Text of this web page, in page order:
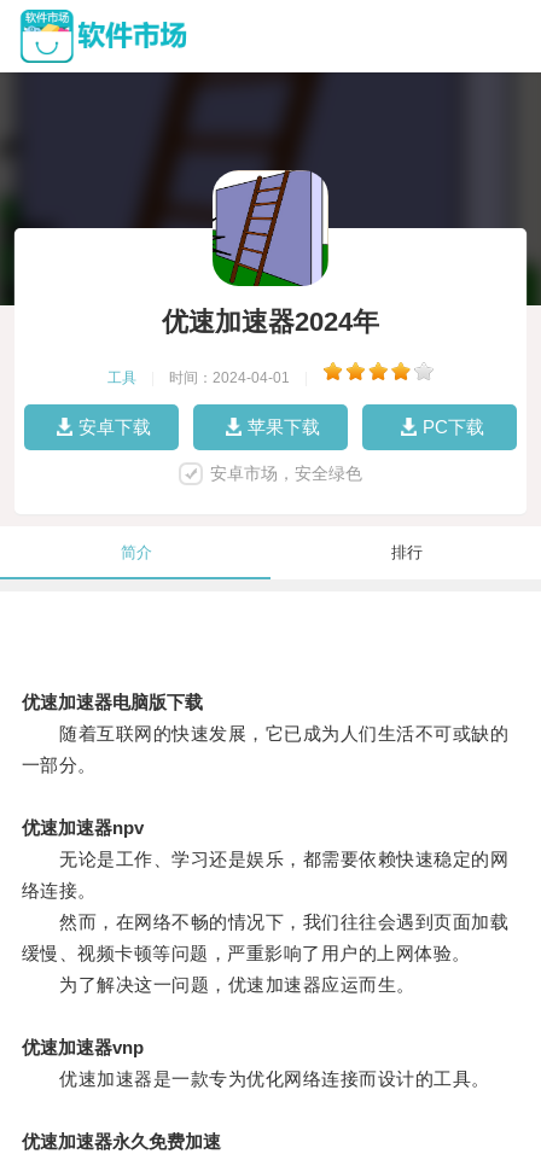
优速加速器2024年
工具 时间：2024-04-01
安卓下载 苹果下载 PC下载
安卓市场，安全绿色
简介 排行
优速加速器电脑版下载
随着互联网的快速发展，它已成为人们生活不可或缺的
一部分。
优速加速器npv
无论是工作、学习还是娱乐，都需要依赖快速稳定的网
络连接。
然而，在网络不畅的情况下，我们往往会遇到页面加载
缓慢、视频卡顿等问题，严重影响了用户的上网体验。
为了解决这一问题，优速加速器应运而生。
优速加速器vnp
优速加速器是一款专为优化网络连接而设计的工具。
优速加速器永久免费加速